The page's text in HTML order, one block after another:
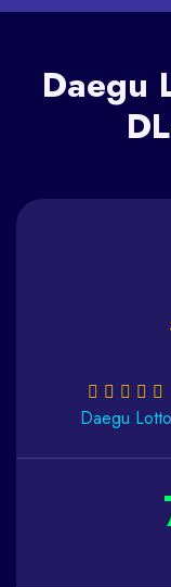
Daegu
Daegu Lotto